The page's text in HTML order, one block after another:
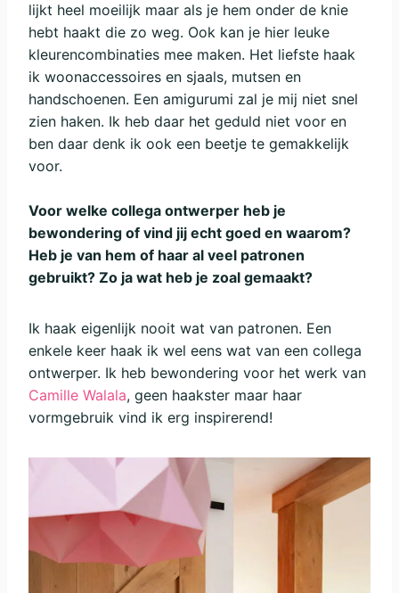
lijkt heel moeilijk maar als je hem onder de knie
hebt haakt die zo weg. Ook kan je hier leuke
kleurencombinaties mee maken. Het liefste haak
ik woonaccessoires en sjaals, mutsen en
handschoenen. Een amigurumi zal je mij niet snel
zien haken. Ik heb daar het geduld niet voor en
ben daar denk ik ook een beetje te gemakkelijk
voor.
Voor welke collega ontwerper heb je
bewondering of vind jij echt goed en waarom?
Heb je van hem of haar al veel patronen
gebruikt? Zo ja wat heb je zoal gemaakt?
Ik haak eigenlijk nooit wat van patronen. Een
enkele keer haak ik wel eens wat van een collega
ontwerper. Ik heb bewondering voor het werk van
Camille Walala, geen haakster maar haar
vormgebruik vind ik erg inspirerend!